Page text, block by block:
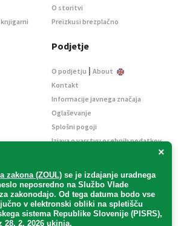
×
zakona (ZOUL) se je izdajanje uradnega
neposredno na Službo Vlade
zakonodajo. Od tega datuma bodo vse
v elektronski obliki na spletišču
sistema Republike Slovenije (PISRS),
28. 2. 2026 ukinja.
O storitvi
Preizkusi brezplačno
Podjetje
O podjetju | About
Kontakt
Informacije javnega značaja
Oglaševanje
Splošni pogoji
Izjava o varstvu osebnih podatkov
/ Vse pravice pridržane.